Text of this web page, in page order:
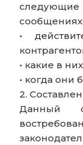
следующие
сообщениях:
•
• какие в
• когда они
2.
Данный